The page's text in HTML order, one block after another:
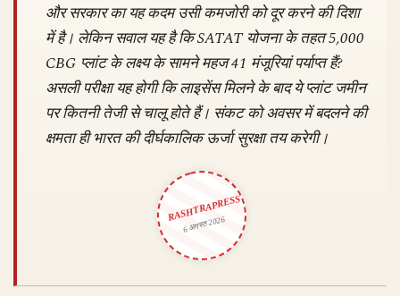
और सरकार का यह कदम उसी कमजोरी को दूर करने की दिशा
में है। लेकिन सवाल यह है कि SATAT योजना के तहत 5,000
CBG प्लांट के लक्ष्य के सामने महज 41 मंजूरियां पर्याप्त हैं?
असली परीक्षा यह होगी कि लाइसेंस मिलने के बाद ये प्लांट जमीन
पर कितनी तेजी से चालू होते हैं। संकट को अवसर में बदलने की
क्षमता ही भारत की दीर्घकालिक ऊर्जा सुरक्षा तय करेगी।
RASHTRAPRESS
6 अगस्त 2026